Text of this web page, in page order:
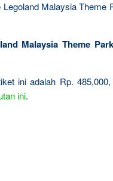
Malaysia Theme
Malaysia Theme
ini adalah Rp.
ini.